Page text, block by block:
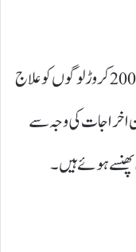
رپورٹ میں بتایا گیا ہے کہ عالمی سطح پر تقریباً 200 کروڑ لوگوں کو علاج
اخراجات کی وجہ سے